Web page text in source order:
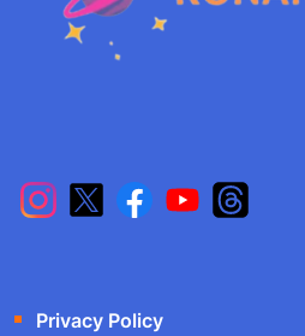
Privacy Policy